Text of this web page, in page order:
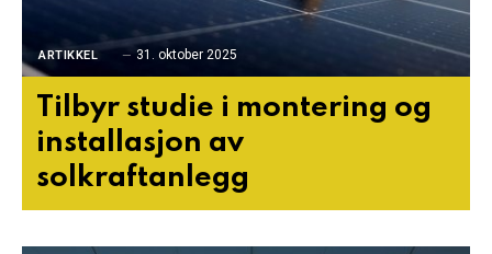
ARTIKKEL 31. oktober 2025
Tilbyr studie i montering og
installasjon av
solkraftanlegg